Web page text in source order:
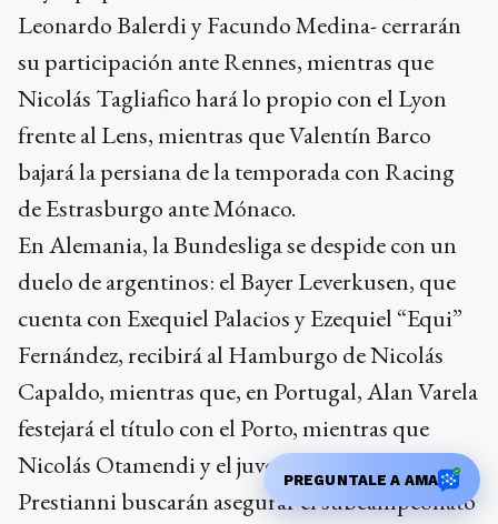
Leonardo Balerdi y Facundo Medina- cerrarán
su participación ante Rennes, mientras que
Nicolás Tagliafico hará lo propio con el Lyon
frente al Lens, mientras que Valentín Barco
bajará la persiana de la temporada con Racing
de Estrasburgo ante Mónaco.
En Alemania, la Bundesliga se despide con un
duelo de argentinos: el Bayer Leverkusen, que
cuenta con Exequiel Palacios y Ezequiel “Equi”
Fernández, recibirá al Hamburgo de Nicolás
Capaldo, mientras que, en Portugal, Alan Varela
festejará el título con el Porto, mientras que
Nicolás Otamendi y el juvenil Gianluca
Prestianni buscarán asegurar el subcampeonato
PREGUNTALE A AMA